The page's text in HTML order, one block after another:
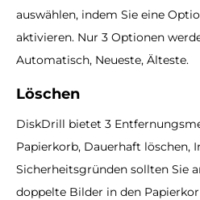
auswählen, indem Sie eine
aktivieren. Nur 3 Optionen
Automatisch, Neueste, Älteste.
Löschen
DiskDrill bietet 3
Papierkorb, Dauerhaft löschen,
Sicherheitsgründen sollten Sie
doppelte Bilder in den